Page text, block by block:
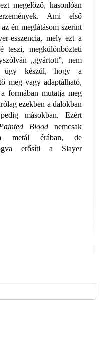
megelőző, hasonlóan
Ami első
én meglátásom szerint
esszencia, mely ezt a
teszi, megkülönbözteti
„gyártott”, nem
úgy készül, hogy a
meg vagy adaptálható,
formában mutatja meg
ezekben a dalokban
másokban. Ezért
Bloodnemcsak
a metál érában, de
fogva erősíti a Slayer